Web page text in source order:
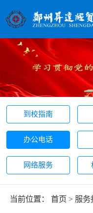
到校指南
办公电话
网络服务
当前位置： 首页 > 服务